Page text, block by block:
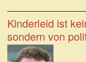
Aussichten:
Resignation
statt
Hoffnung.
Der
Sieg
Kinderleid ist
sondern von